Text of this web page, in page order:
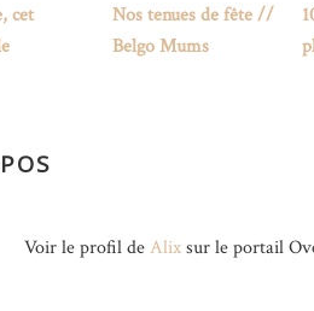
cet
Nos tenues de fête //
Belgo Mums
Voir le profil deAlixsur le portail